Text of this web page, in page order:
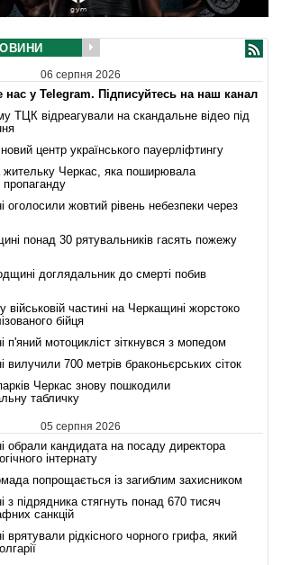
06 серпня 2026
нас у Telegram. Підписуйтесь на наш канал
ТЦК відреагували на скандальне відео під
центр українського пауерліфтингу
Черкас, яка поширювала
пропаганду
оголосили жовтий рівень небезпеки через
понад 30 рятувальників гасять пожежу
доглядальник до смерті побив
частині на Черкащині жорстоко
бійця
п'яний мотоцикліст зіткнувся з мопедом
вилучили 700 метрів браконьєрських сіток
Черкас знову пошкодили
табличку
05 серпня 2026
обрали кандидата на посаду директора
інтернату
попрощається із загиблим захисником
з підрядника стягнуть понад 670 тисяч
санкцій
врятували рідкісного чорного грифа, який